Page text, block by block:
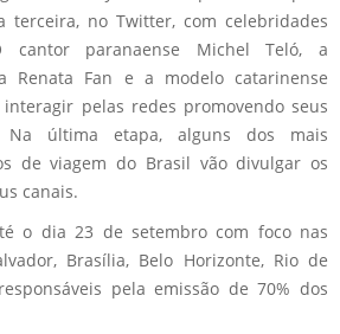
terceira, no Twitter, com celebridades
cantor paranaense Michel Teló, a
Renata Fan e a modelo catarinense
pelas redes promovendo seus
Na última etapa, alguns dos mais
de viagem do Brasil vão divulgar os
canais.
o dia 23 de setembro com foco nas
Brasília, Belo Horizonte, Rio de
pela emissão de 70% dos